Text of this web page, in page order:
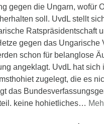
gegen die Ungarn, wofür
soll. UvdL stellt
Ratspräsidentschaft
gegen das Ungarische
schon für belanglose
angeklagt. UvdL hat sich
zugelegt, die es
das
keine hohietliches…